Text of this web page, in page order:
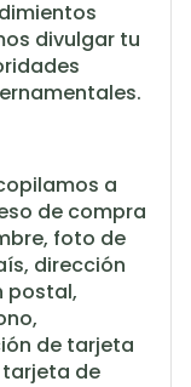
divulgar tu
a
de compra
foto de
dirección
postal,
de tarjeta
de